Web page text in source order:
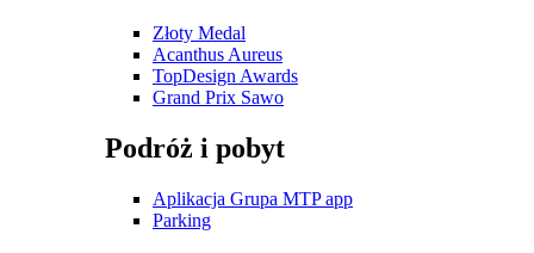
Złoty Medal
Acanthus Aureus
TopDesign Awards
Grand Prix Sawo
Podróż i pobyt
Aplikacja Grupa MTP app
Parking